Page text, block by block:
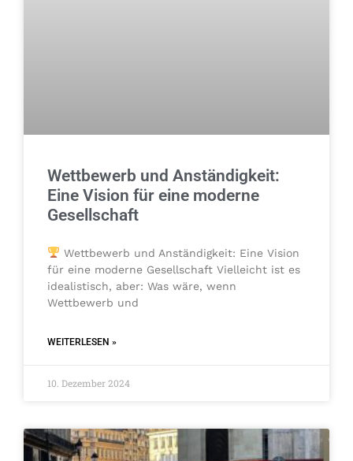
Wettbewerb und Anständigkeit:
Eine Vision für eine moderne
Gesellschaft
Wettbewerb und Anständigkeit: Eine Vision
für eine moderne Gesellschaft Vielleicht ist es
idealistisch, aber: Was wäre, wenn
Wettbewerb und
WEITERLESEN »
10. Dezember 2024